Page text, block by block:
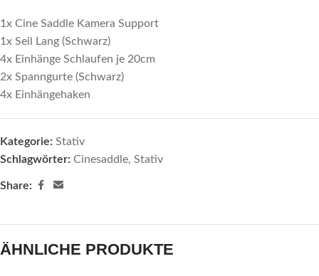
1x Cine Saddle Kamera Support
1x Seil Lang (Schwarz)
4x Einhänge Schlaufen je 20cm
2x Spanngurte (Schwarz)
4x Einhängehaken
Kategorie: Stativ
Schlagwörter: Cinesaddle, Stativ
Share:
ÄHNLICHE PRODUKTE